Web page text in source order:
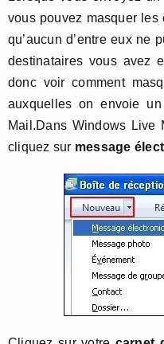
vous pouvez masquer
qu’aucun d’entre eux ne
destinataires vous avez
donc voir comment
auxquelles on envoie
Mail.Dans Windows Live
cliquez sur message